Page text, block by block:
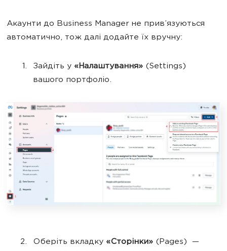
Акаунти до Business Manager не прив’язуються
автоматично, тож далі додайте їх вручну:
Зайдіть у «Налаштування» (Settings)
вашого портфоліо.
Оберіть вкладку «Сторінки» (Pages) —